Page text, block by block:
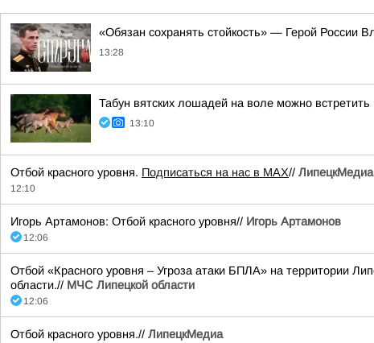
«Обязан сохранять стойкость» — Герой России
13:28
Табун вятских лошадей на воле можно встретить
13:10
Отбой красного уровня. Подписаться на нас в МАХ// ЛипецкМедиа
12:10
Игорь Артамонов: Отбой красного уровня// Игорь Артамонов
12:06
Отбой «Красного уровня – Угроза атаки БПЛА» на территории
области.// МЧС Липецкой области
12:06
Отбой красного уровня.// ЛипецкМедиа